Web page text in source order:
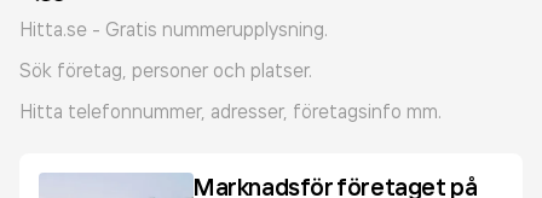
Hitta.se - Gratis nummerupplysning.
Sök företag, personer och platser.
Hitta telefonnummer, adresser, företagsinfo mm.
Marknadsför företaget på